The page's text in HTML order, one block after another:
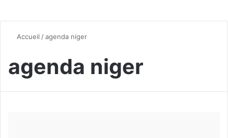
Accueil /agenda niger
agenda niger